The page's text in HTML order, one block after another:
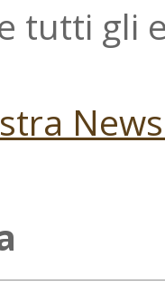
tutti gli